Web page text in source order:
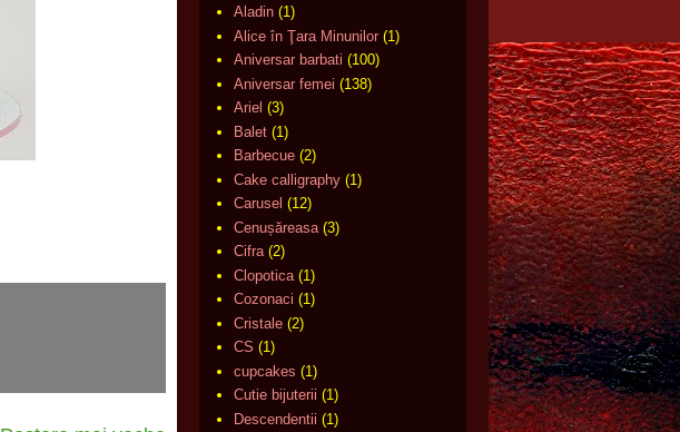
Aladin (1)
Alice în Ţara Minunilor (1)
Aniversar barbati (100)
Aniversar femei (138)
Ariel (3)
Balet (1)
Barbecue (2)
Cake calligraphy (1)
Carusel (12)
Cenușăreasa (3)
Cifra (2)
Clopotica (1)
Cozonaci (1)
Cristale (2)
CS (1)
cupcakes (1)
Cutie bijuterii (1)
Descendentii (1)